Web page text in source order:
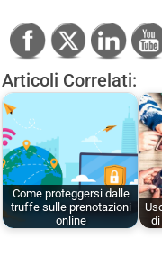
Articoli Correlati:
Come proteggersi dalle
truffe sulle prenotazioni
online